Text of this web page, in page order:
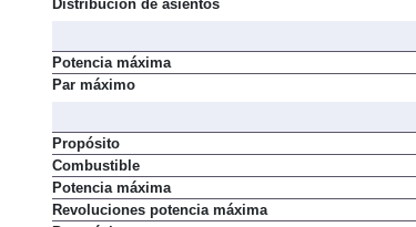
Potencia máxima
Propósito
Combustible
Potencia máxima